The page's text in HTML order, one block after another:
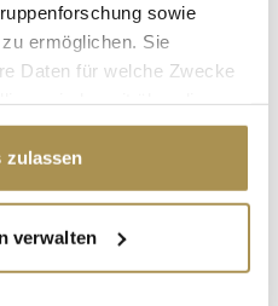
sowie
ermöglichen. Sie
Daten für welche Zwecke
Klicken auf das Privacy
geografische Lage
einige Meter genau sein
zulassen
verwalten